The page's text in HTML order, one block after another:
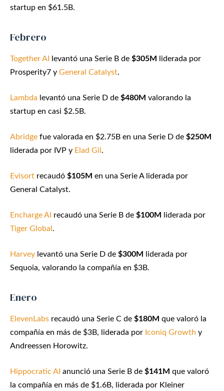
startup en $61.5B.
Febrero
Together AI levantó una Serie B de $305M
liderada por
Prosperity7 y General Catalyst.
Lambda levantó una Serie D de $480M valorando la
startup en casi $2.5B.
Abridge fue valorada en $2.75B en una Serie D de $250M
liderada por IVP y Elad Gil .
Evisort recaudó $105M en una Serie A liderada por
General Catalyst.
Encharge AI recaudó una Serie B de $100M
liderada por
Tiger Global .
Harvey levantó una Serie D de $300M
liderada por
Sequoia, valorando la compañía en $3B.
Enero
ElevenLabs recaudó una Serie C de $180M que valoró la
compañía en más de $3B, liderada por Iconiq Growth y
Andreessen Horowitz.
Hippocratic AI anunció una Serie B de $141M que valoró
la compañía en más de $1.6B, liderada por Kleiner